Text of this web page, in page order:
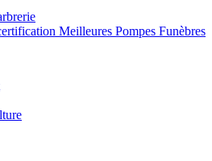
Meilleures Pompes Funèbres